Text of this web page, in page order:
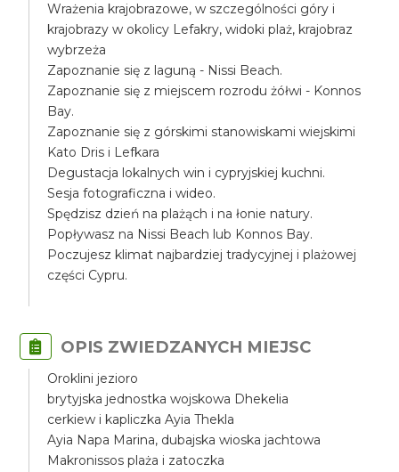
Wrażenia krajobrazowe, w szczególności góry i
krajobrazy w okolicy Lefakry, widoki plaż, krajobraz
wybrzeża
Zapoznanie się z laguną - Nissi Beach.
Zapoznanie się z miejscem rozrodu żółwi - Konnos
Bay.
Zapoznanie się z górskimi stanowiskami wiejskimi
Kato Dris i Lefkara
Degustacja lokalnych win i cypryjskiej kuchni.
Sesja fotograficzna i wideo.
Spędzisz dzień na plażąch i na łonie natury.
Popływasz na Nissi Beach lub Konnos Bay.
Poczujesz klimat najbardziej tradycyjnej i plażowej
części Cypru.
OPIS ZWIEDZANYCH MIEJSC
Oroklini jezioro
brytyjska jednostka wojskowa Dhekelia
cerkiew i kapliczka Ayia Thekla
Ayia Napa Marina, dubajska wioska jachtowa
Makronissos plaża i zatoczka